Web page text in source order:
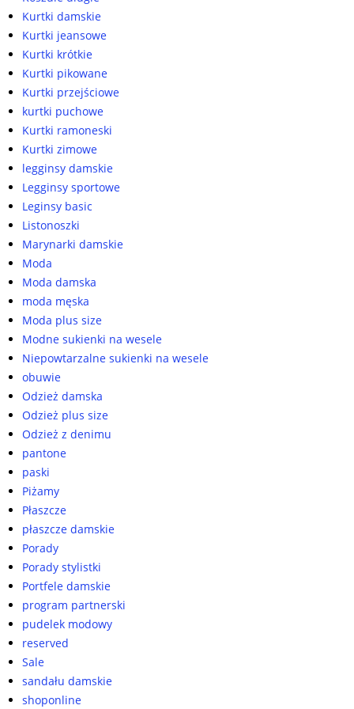
Kurtki damskie
Kurtki jeansowe
Kurtki krótkie
Kurtki pikowane
Kurtki przejściowe
kurtki puchowe
Kurtki ramoneski
Kurtki zimowe
legginsy damskie
Legginsy sportowe
Leginsy basic
Listonoszki
Marynarki damskie
Moda
Moda damska
moda męska
Moda plus size
Modne sukienki na wesele
Niepowtarzalne sukienki na wesele
obuwie
Odzież damska
Odzież plus size
Odzież z denimu
pantone
paski
Piżamy
Płaszcze
płaszcze damskie
Porady
Porady stylistki
Portfele damskie
program partnerski
pudelek modowy
reserved
Sale
sandału damskie
shoponline